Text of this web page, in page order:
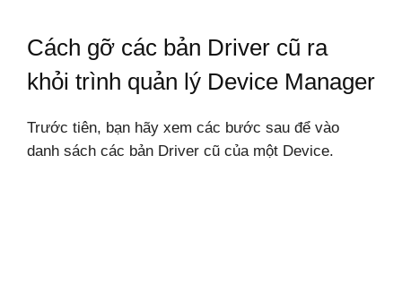
Cách gỡ các bản Driver cũ ra
khỏi trình quản lý Device Manager
Trước tiên, bạn hãy xem các bước sau để vào
danh sách các bản Driver cũ của một Device.